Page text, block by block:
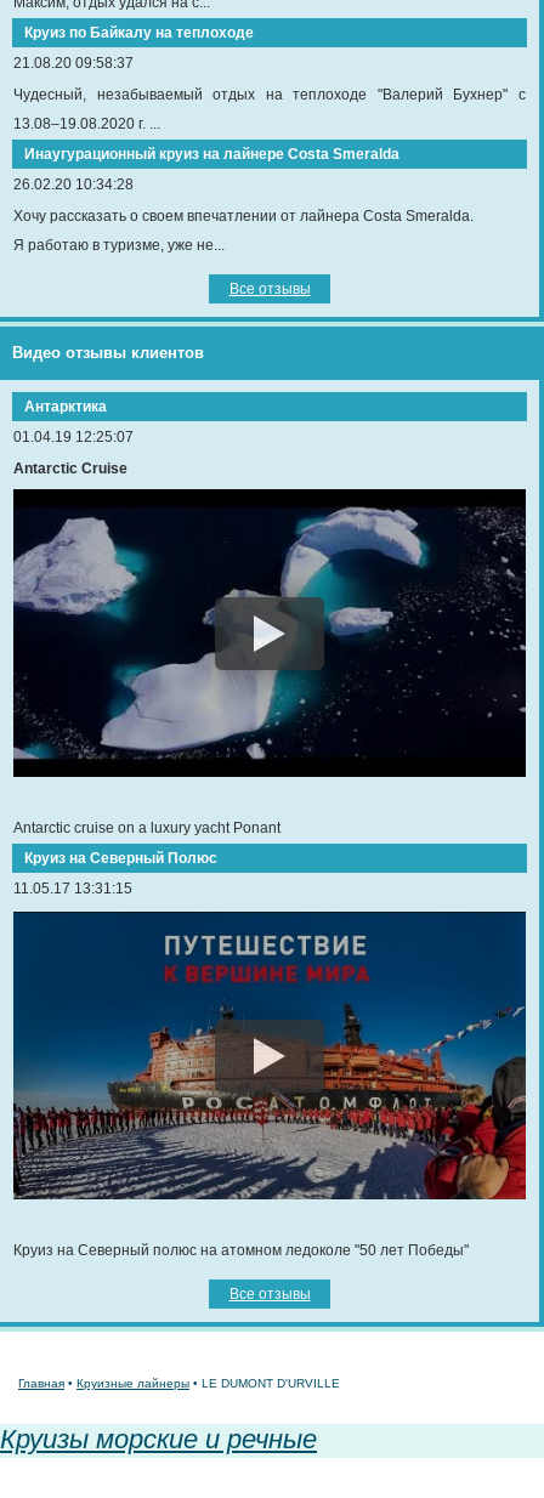
Круиз по Байкалу на теплоходе
21.08.20 09:58:37
Чудесный, незабываемый отдых на теплоходе "Валерий Бухнер" с
13.08–19.08.2020 г. ...
Инаугурационный круиз на лайнере Сosta Smeralda
26.02.20 10:34:28
Хочу рассказать о своем впечатлении от лайнера Costa Smeralda.
Я работаю в туризме, уже не...
Все отзывы
Видео отзывы клиентов
Антарктика
01.04.19 12:25:07
Antarctic Cruise
Antarctic cruise on a luxury yacht Ponant
Круиз на Северный Полюс
11.05.17 13:31:15
Круиз на Северный полюс на атомном ледоколе "50 лет Победы"
Все отзывы
Главная • Круизные лайнеры • LE DUMONT D'URVILLE
Круизы морские и речные